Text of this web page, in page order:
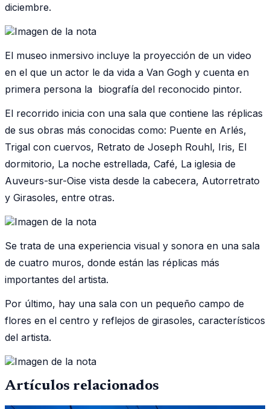
diciembre.
El museo inmersivo incluye la proyección de un video
en el que un actor le da vida a Van Gogh y cuenta en
primera persona la biografía del reconocido pintor.
El recorrido inicia con una sala que contiene las réplicas
de sus obras más conocidas como: Puente en Arlés,
Trigal con cuervos, Retrato de Joseph Rouhl, Iris, El
dormitorio, La noche estrellada, Café, La iglesia de
Auveurs-sur-Oise vista desde la cabecera, Autorretrato
y Girasoles, entre otras.
Se trata de una experiencia visual y sonora en una sala
de cuatro muros, donde están las réplicas más
importantes del artista.
Por último, hay una sala con un pequeño campo de
flores en el centro y reflejos de girasoles, característicos
del artista.
Artículos relacionados